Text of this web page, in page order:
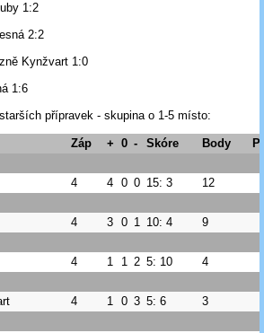
1:2
2:2
Kynžvart 1:0
1:6
přípravek - skupina o 1-5 místo:
Záp + 0 - Skóre Body
4 4 0 0 15: 3 12
4 3 0 1 10: 4 9
4 1 1 2 5: 10 4
4 1 0 3 5: 6 3